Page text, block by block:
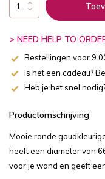
> NEED HELP TO
Bestellingen voor
Is het een cadeau?
Heb je het snel
Productomschrijving
Mooie ronde
heeft een diameter van
voor je wand en geeft